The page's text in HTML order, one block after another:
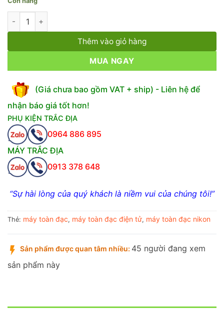
Máy Toàn Đạc Điện Tử Nikon XF số lượng
Thêm vào giỏ hàng
MUA NGAY
(Giá chưa bao gồm VAT + ship) - Liên hệ để
nhận báo giá tốt hơn!
PHỤ KIỆN TRẮC ĐỊA
0964 886 895
MÁY TRẮC ĐỊA
0913 378 648
“Sự hài lòng của quý khách là niềm vui của chúng tôi!”
Thẻ: máy toàn đạc, máy toàn đạc điện tử, máy toàn đạc nikon
Sản phẩm được quan tâm nhiều: 45 người đang xem
sản phẩm này